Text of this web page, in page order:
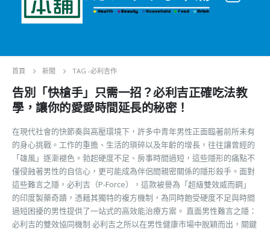
首頁 新聞 TAG -必利吉作
告別「快槍手」只需一招？必利吉正確吃法教
學，讓你的愛愛時間延長的秘密！
在現代社會的快節奏與高壓環境下，許多中青年男性正面臨著前所未有
的身心挑戰。工作的重擔、生活的瑣碎以及年齡的增長，往往讓曾經的
「雄風」逐漸褪色。勃起硬度不足、房事時間過短，這些隱形的痛點不
僅侵蝕著男性的自信心，更可能成為伴侶間親密關係的隱形殺手。面對
這些難言之隱，必利吉（P-Force），這款被譽為「超級雙效威而鋼」
的印度製藥奇蹟，憑藉其獨特的複方機制，為同時飽受硬度不足與時間
過短困擾的男性提供了一站式的高效能治療方案。 直面男性難言之隱：
必利吉的雙效協同機制 必利吉之所以在男性健康市場中脫穎而出，關鍵